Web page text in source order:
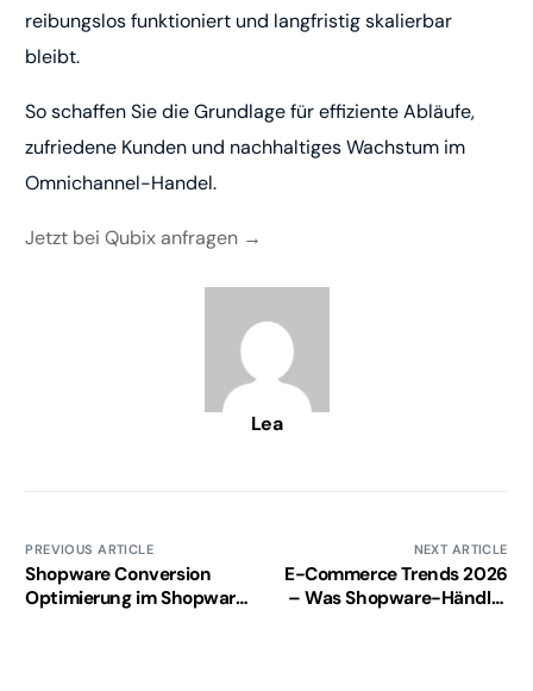
reibungslos funktioniert und langfristig skalierbar
bleibt.
So schaffen Sie die Grundlage für effiziente Abläufe,
zufriedene Kunden und nachhaltiges Wachstum im
Omnichannel-Handel.
Jetzt bei Qubix anfragen →
Lea
PREVIOUS ARTICLE
Shopware Conversion
Optimierung im Shopware
NEXT ARTICLE
E-Commerce Trends 2026
– Was Shopware-Händler